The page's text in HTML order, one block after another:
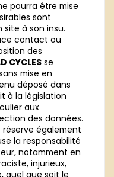
pourra être mise
sont
site à son insu.
contact ou
des
CYCLES se
mise en
déposé dans
à la législation
aux
des données.
réserve également
la responsabilité
notamment en
injurieux,